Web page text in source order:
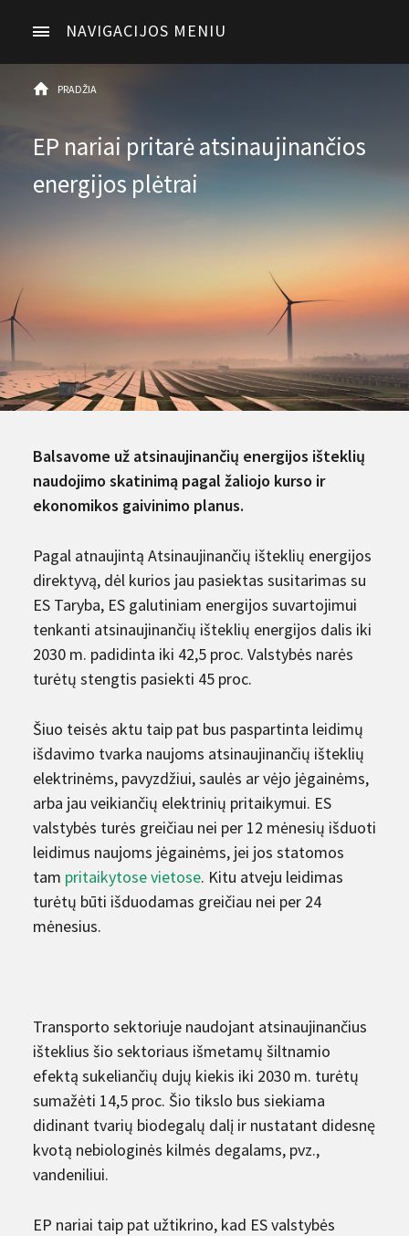
NAVIGACIJOS MENIU
PRADŽIA
EP nariai pritarė atsinaujinančios
energijos plėtrai
Balsavome už atsinaujinančių energijos išteklių
naudojimo skatinimą pagal žaliojo kurso ir
ekonomikos gaivinimo planus.
Pagal atnaujintą Atsinaujinančių išteklių energijos
direktyvą, dėl kurios jau pasiektas susitarimas su
ES Taryba, ES galutiniam energijos suvartojimui
tenkanti atsinaujinančių išteklių energijos dalis iki
2030 m. padidinta iki 42,5 proc. Valstybės narės
turėtų stengtis pasiekti 45 proc.
Šiuo teisės aktu taip pat bus paspartinta leidimų
išdavimo tvarka naujoms atsinaujinančių išteklių
elektrinėms, pavyzdžiui, saulės ar vėjo jėgainėms,
arba jau veikiančių elektrinių pritaikymui. ES
valstybės turės greičiau nei per 12 mėnesių išduoti
leidimus naujoms jėgainėms, jei jos statomos
tam pritaikytose vietose. Kitu atveju leidimas
turėtų būti išduodamas greičiau nei per 24
mėnesius.
Transporto sektoriuje naudojant atsinaujinančius
išteklius šio sektoriaus išmetamų šiltnamio
efektą sukeliančių dujų kiekis iki 2030 m. turėtų
sumažėti 14,5 proc. Šio tikslo bus siekiama
didinant tvarių biodegalų dalį ir nustatant didesnę
kvotą nebiologinės kilmės degalams, pvz.,
vandeniliui.
EP nariai taip pat užtikrino, kad ES valstybės